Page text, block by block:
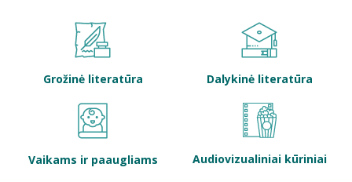
Bibliotekoms
Grožinė literatūra Dalykinė literatūra
Vaikams ir paaugliams Audiovizualiniai kūriniai